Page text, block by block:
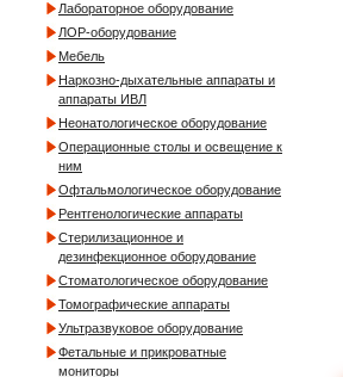
Лабораторное оборудование
ЛОР-оборудование
Мебель
Наркозно-дыхательные аппараты и
аппараты ИВЛ
Неонатологическое оборудование
Операционные столы и освещение к
ним
Офтальмологическое оборудование
Рентгенологические аппараты
Стерилизационное и
дезинфекционное оборудование
Стоматологическое оборудование
Томографические аппараты
Ультразвуковое оборудование
Фетальные и прикроватные
мониторы